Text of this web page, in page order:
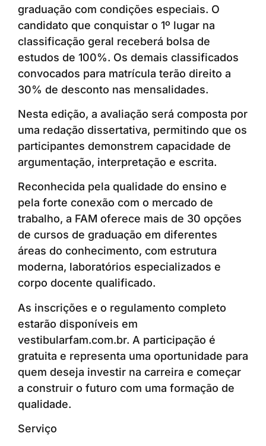
graduação com condições especiais. O
candidato que conquistar o 1º lugar na
classificação geral receberá bolsa de
estudos de 100%. Os demais classificados
convocados para matrícula terão direito a
30% de desconto nas mensalidades.
Nesta edição, a avaliação será composta por
uma redação dissertativa, permitindo que os
participantes demonstrem capacidade de
argumentação, interpretação e escrita.
Reconhecida pela qualidade do ensino e
pela forte conexão com o mercado de
trabalho, a FAM oferece mais de 30 opções
de cursos de graduação em diferentes
áreas do conhecimento, com estrutura
moderna, laboratórios especializados e
corpo docente qualificado.
As inscrições e o regulamento completo
estarão disponíveis em
vestibularfam.com.br. A participação é
gratuita e representa uma oportunidade para
quem deseja investir na carreira e começar
a construir o futuro com uma formação de
qualidade.
Serviço